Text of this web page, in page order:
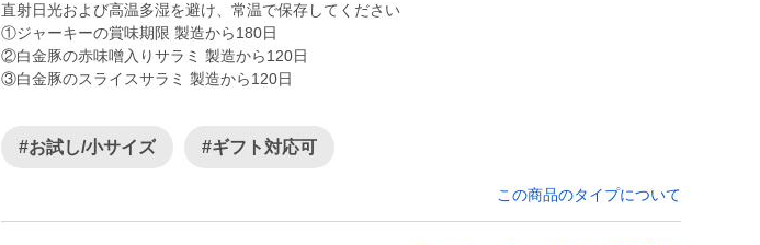
直射日光および高温多湿を避け、常温で保存してください
①ジャーキーの賞味期限 製造から180日
②白金豚の赤味噌入りサラミ 製造から120日
③白金豚のスライスサラミ 製造から120日
#お試し/小サイズ #ギフト対応可
この商品のタイプについて